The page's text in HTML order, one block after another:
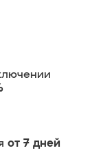
от 7 дней